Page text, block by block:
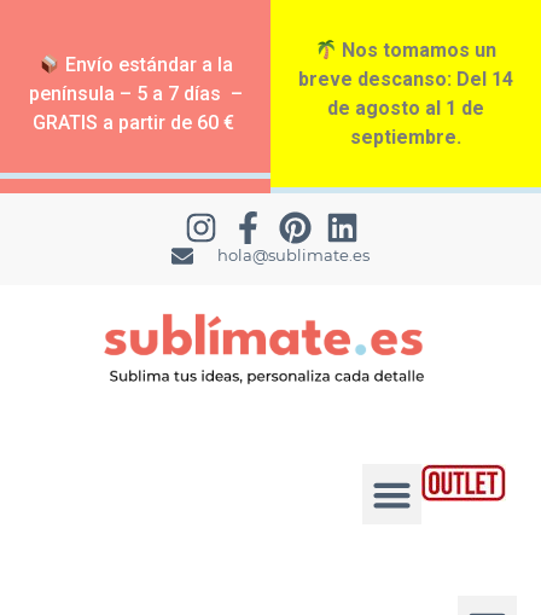
Envío estándar a la
península – 5 a 7 días –
GRATIS a partir de 60 €
Nos tomamos un
breve descanso: Del 14
de agosto al 1 de
septiembre.
hola@sublimate.es